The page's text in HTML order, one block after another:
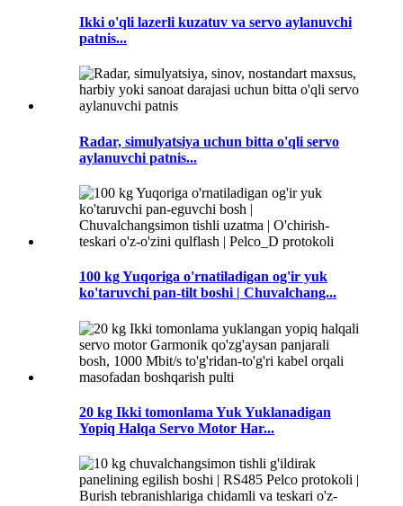
Ikki o'qli lazerli kuzatuv va servo aylanuvchi
patnis...
Radar, simulyatsiya uchun bitta o'qli servo
aylanuvchi patnis...
100 kg Yuqoriga o'rnatiladigan og'ir yuk
ko'taruvchi pan-tilt boshi | Chuvalchang...
20 kg Ikki tomonlama Yuk Yuklanadigan
Yopiq Halqa Servo Motor Har...